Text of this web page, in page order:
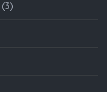
(3)